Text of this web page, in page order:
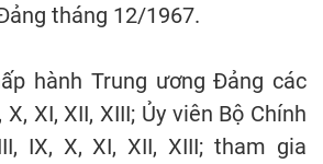
tháng 12/1967.
hành Trung ương Đảng các
X, XI, XII, XIII; Ủy viên Bộ Chính
IX, X, XI, XII, XIII; tham gia